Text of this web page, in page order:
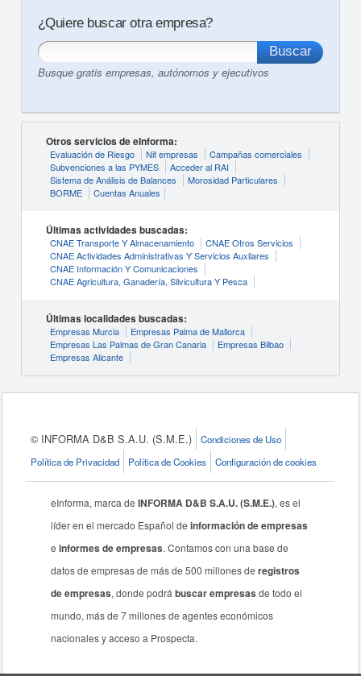
¿Quiere buscar otra empresa?
Busque gratis empresas, autónomos y ejecutivos
Otros servicios de eInforma:
Evaluación de Riesgo Nif empresas
Campañas comerciales
Subvenciones a las PYMES
Acceder al RAI
Sistema de Análisis de Balances
Morosidad Particulares
BORME
Cuentas Anuales
Últimas actividades buscadas:
CNAE Transporte Y Almacenamiento
CNAE Otros Servicios
CNAE Actividades Administrativas Y Servicios Auxliares
CNAE Información Y Comunicaciones
CNAE Agricultura, Ganadería, Silvicultura Y Pesca
Últimas localidades buscadas:
Empresas Murcia
Empresas Palma de Mallorca
Empresas Las Palmas de Gran Canaria
Empresas Bilbao
Empresas Alicante
© INFORMA D&B S.A.U. (S.M.E.)
Condiciones de Uso
Política de Privacidad
Política de Cookies Configuración de cookies
eInforma, marca deINFORMA D&B S.A.U. (S.M.E.), es el
líder en el mercado Español deinformación de empresas
einformes de empresas. Contamos con una base de
datos de empresas de más de 500 millones deregistros
de empresas, donde podrábuscar empresas de todo el
mundo, más de 7 millones de agentes económicos
nacionales y acceso a Prospecta.